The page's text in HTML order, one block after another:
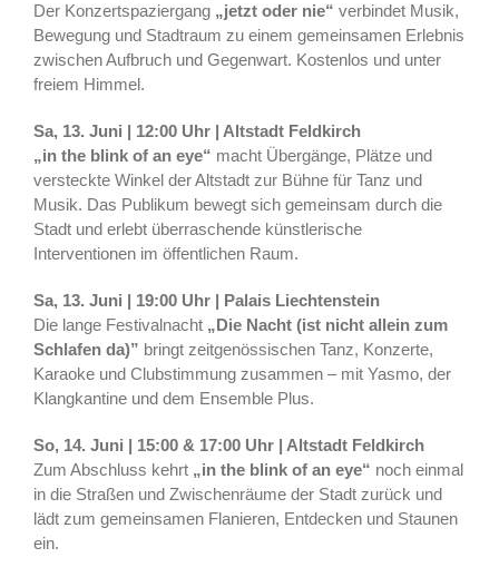
Der Konzertspaziergang „jetzt oder nie“ verbindet Musik,
Bewegung und Stadtraum zu einem gemeinsamen Erlebnis
zwischen Aufbruch und Gegenwart. Kostenlos und unter
freiem Himmel.
Sa, 13. Juni | 12:00 Uhr | Altstadt Feldkirch
„in the blink of an eye“ macht Übergänge, Plätze und
versteckte Winkel der Altstadt zur Bühne für Tanz und
Musik. Das Publikum bewegt sich gemeinsam durch die
Stadt und erlebt überraschende künstlerische
Interventionen im öffentlichen Raum.
Sa, 13. Juni | 19:00 Uhr | Palais Liechtenstein
Die lange Festivalnacht „Die Nacht (ist nicht allein zum
Schlafen da)” bringt zeitgenössischen Tanz, Konzerte,
Karaoke und Clubstimmung zusammen – mit Yasmo, der
Klangkantine und dem Ensemble Plus.
So, 14. Juni | 15:00 & 17:00 Uhr | Altstadt Feldkirch
Zum Abschluss kehrt „in the blink of an eye“ noch einmal
in die Straßen und Zwischenräume der Stadt zurück und
lädt zum gemeinsamen Flanieren, Entdecken und Staunen
ein.